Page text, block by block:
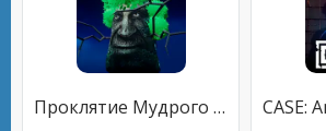
Проклятие Мудрого Дерева